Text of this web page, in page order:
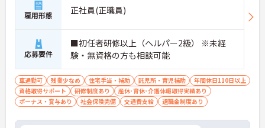
雇用形態 正社員(正職員)
応募要件
■初任者研修以上（ヘルパー2級） ※未経
験・無資格の方も相談可能
車通勤可 残業少なめ 住宅手当・補助 託児所・育児補助
年間休日110日以上
資格取得サポート
研修制度あり
産休･育休･介護休暇取得実績あり
ボーナス・賞与あり
社会保険完備 交通費支給 退職金制度あり